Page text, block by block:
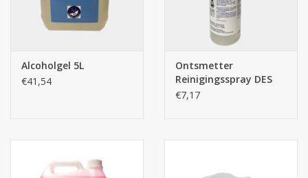
Alcoholgel 5L
€41,54
Ontsmetter
Reinigingsspray DES
124 - 1L
€7,17